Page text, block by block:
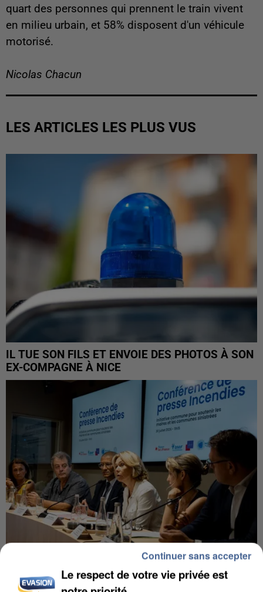
quart des personnes qui prennent le train vivent
en milieu urbain, et 58% disposent d'un véhicule
motorisé.
Nicolas Chacun
LES ARTICLES LES PLUS VUS
IL TUE SON FILS ET ENVOIE DES PHOTOS À SON
EX-COMPAGNE À NICE
INCENDIES : L’ÎLE-DE-FRANCE LANCE UN ÉLAN
Le respect de votre vie privée est
Continuer sans accepter